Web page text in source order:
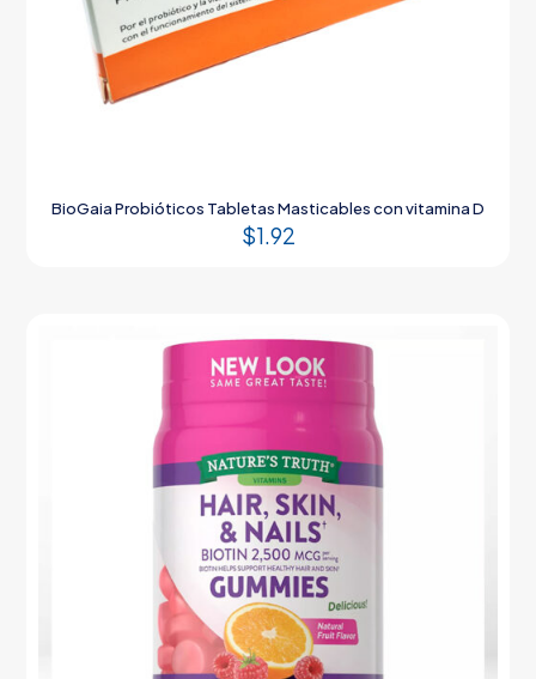
BioGaia Probióticos Tabletas Masticables con vitamina D
$1.92